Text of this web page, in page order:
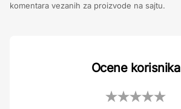
komentara vezanih za proizvode na sajtu.
Ocene korisnika